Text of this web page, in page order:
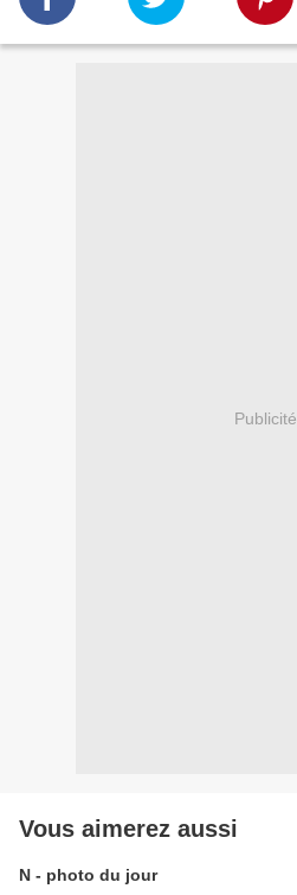
Publicité
Vous aimerez aussi
N - photo du jour